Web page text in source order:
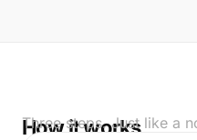
How it works
Three steps. Just like a